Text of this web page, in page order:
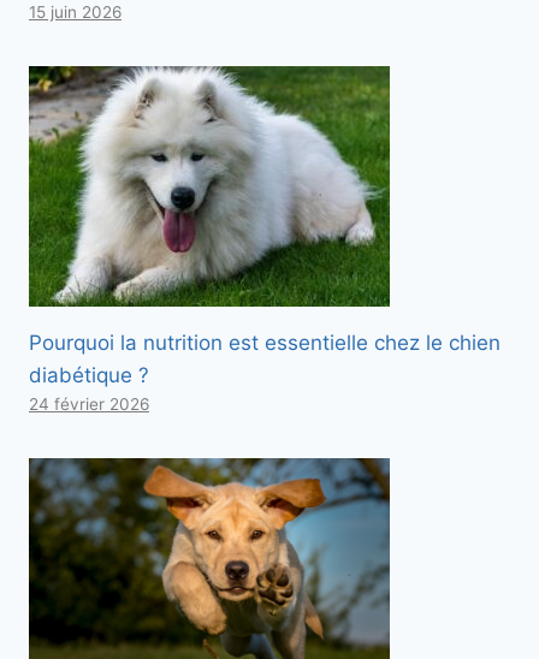
15 juin 2026
Pourquoi la nutrition est essentielle chez le chien
diabétique ?
24 février 2026